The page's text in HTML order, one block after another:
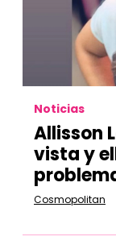
Noticias
Allisson
vista y
Cosmopolitan